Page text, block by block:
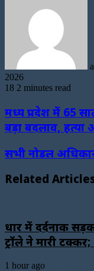
2026
18 2 minutes read
मध्य प्रदेश में 65
बड़ा बदलाव, हत्या
सभी नोडल
Related
धार में दर्दनाक
ट्रॉले ने मारी
1 hour ago